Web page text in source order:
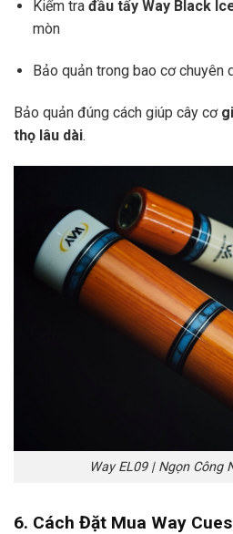
Kiểm tra đầu tẩy Way Black
mòn
Bảo quản trong bao cơ chuyên
Bảo quản đúng cách giúp cây cơ
thọ lâu dài.
Way EL09 | Ngọn Công
6. Cách Đặt Mua Way